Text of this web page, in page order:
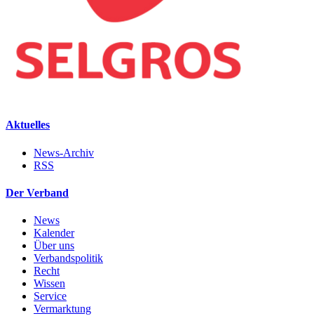
Aktuelles
News-Archiv
RSS
Der Verband
News
Kalender
Über uns
Verbandspolitik
Recht
Wissen
Service
Vermarktung